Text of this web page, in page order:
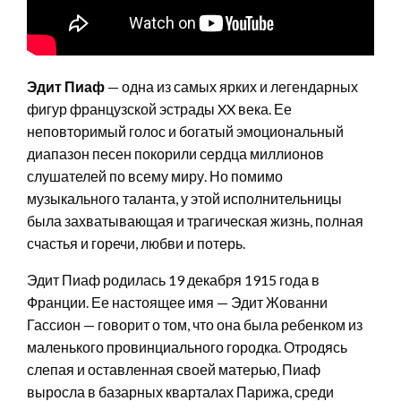
Эдит Пиаф — одна из самых ярких и легендарных
фигур французской эстрады XX века. Ее
неповторимый голос и богатый эмоциональный
диапазон песен покорили сердца миллионов
слушателей по всему миру. Но помимо
музыкального таланта, у этой исполнительницы
была захватывающая и трагическая жизнь, полная
счастья и горечи, любви и потерь.
Эдит Пиаф родилась 19 декабря 1915 года в
Франции. Ее настоящее имя — Эдит Жованни
Гассион — говорит о том, что она была ребенком из
маленького провинциального городка. Отродясь
слепая и оставленная своей матерью, Пиаф
выросла в базарных кварталах Парижа, среди